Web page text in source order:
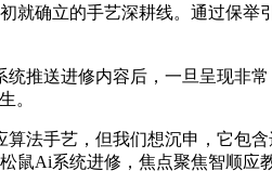
就确立的手艺深耕线。通过保举
推送进修内容后，一旦呈现非
。
手艺，但我们想沉申，它包
Ai系统进修，焦点聚焦智顺应